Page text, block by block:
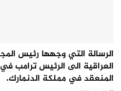
الرسالة التي وجهها رئيس
العراقية الى الرئيس ترامب
المنعقد في مملكة الدنمارك.